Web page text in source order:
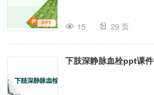
15 29 页
下肢深静脉血栓ppt课件